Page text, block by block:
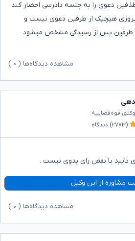
طذفین دعوی را به جلسه دادرسی احضار کند
هیچیک از طرفین دعوی نیست و
طرفین پس از رسیدگی مشخص میشود
مشاهده دیدگاه‌ها ( ۰
قوه‌قضاییه
(۲۷۷۳) دیدگاه
تایید یا نقض رای بدوی نیست .
مشاوره از این وکیل
مشاهده دیدگاه‌ها ( ۰